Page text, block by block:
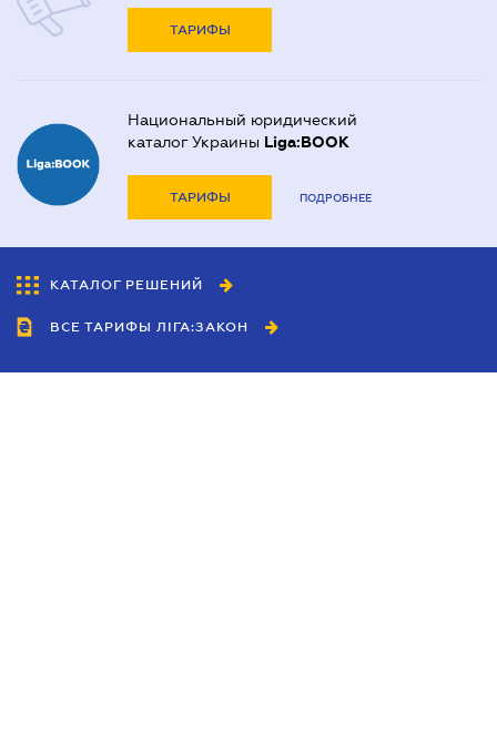
ТАРИФЫ
Национальный юридический
каталог Украины Liga:BOOK
ТАРИФЫ ПОДРОБНЕЕ
КАТАЛОГ РЕШЕНИЙ
ВСЕ ТАРИФЫ ЛІГА:ЗАКОН